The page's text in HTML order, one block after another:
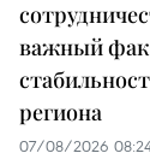
важный
региона
07/08/2026